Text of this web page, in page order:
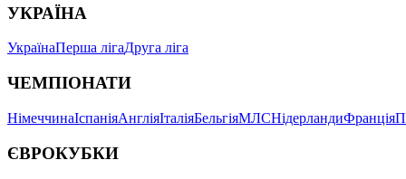
УКРАЇНА
УкраїнаПерша лігаДруга ліга
ЧЕМПІОНАТИ
НімеччинаІспаніяАнгліяІталіяБельгіяМЛСНідерландиФранція
ЄВРОКУБКИ